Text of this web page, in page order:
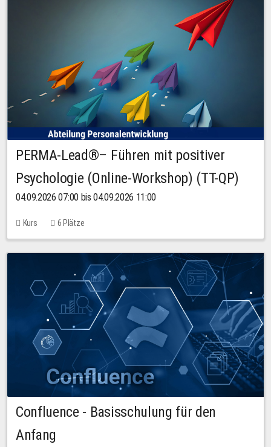
PERMA-Lead®– Führen mit positiver
Psychologie (Online-Workshop) (TT-QP)
04.09.2026 07:00 bis 04.09.2026 11:00
Kurs 6 Plätze
Confluence - Basisschulung für den
Anfang